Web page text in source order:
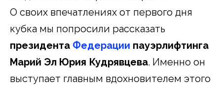
О своих впечатлениях от первого дня
кубка мы попросили рассказать
президента Федерации пауэрлифтинга
Марий Эл Юрия Кудрявцева. Именно он
выступает главным вдохновителем этого